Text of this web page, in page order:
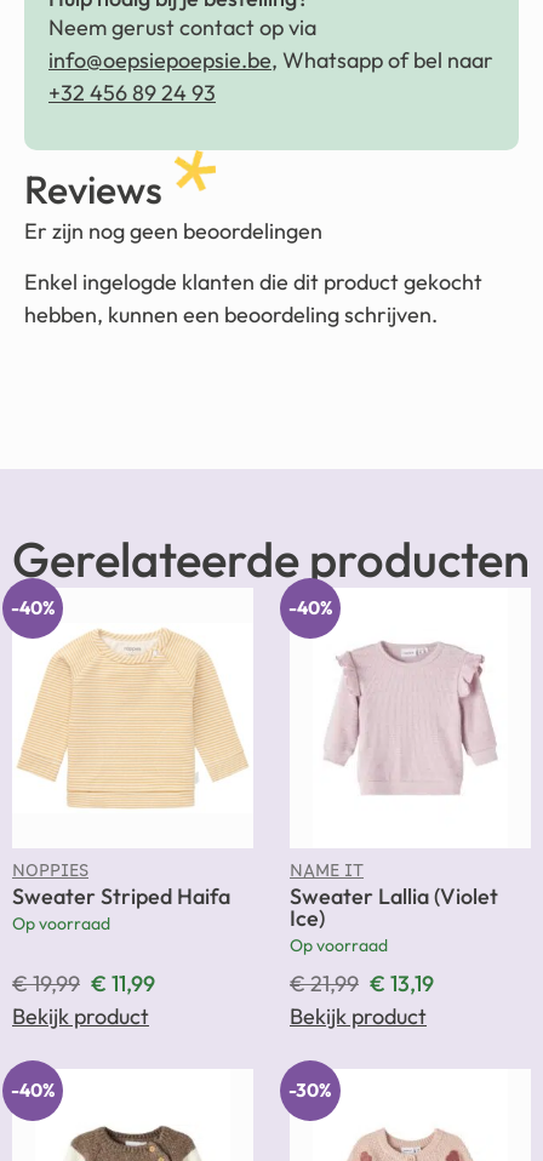
Neem gerust contact op via
info@oepsiepoepsie.be, Whatsapp of bel naar
+32 456 89 24 93
Reviews
Er zijn nog geen beoordelingen
Enkel ingelogde klanten die dit product gekocht
hebben, kunnen een beoordeling schrijven.
Gerelateerde producten
-40%
NOPPIES
Sweater Striped Haifa
Op voorraad
€19,99 € 11,99
Bekijk product
-40%
NAME IT
Sweater Lallia (Violet
Ice)
Op voorraad
€21,99 € 13,19
Bekijk product
-40% -30%